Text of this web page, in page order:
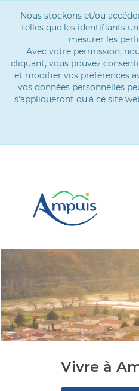
Nous stockons et/ou
telles que les identifiants
mesurer les
Avec votre permission,
cliquant, vous pouvez
et modifier vos préférences
vos données personnelles
s'appliqueront qu’à ce site
Vivre à